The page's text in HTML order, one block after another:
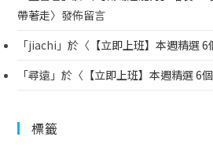
帶著走〉發佈留言
「jiachi 」於〈 【立即上班】本週精選
「尋遠 」於〈 【立即上班】本週精選 6
標籤